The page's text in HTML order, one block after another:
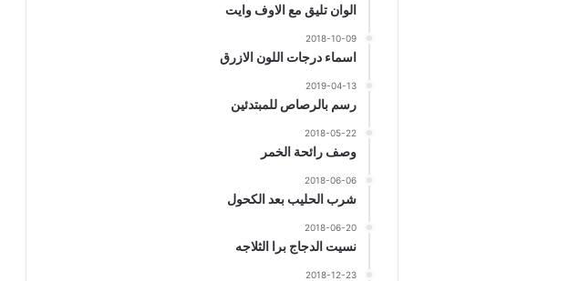
الوان تليق مع الاوف وايت
2018-10-09
اسماء درجات اللون الازرق
2019-04-13
رسم بالرصاص للمبتدئين
2018-05-22
وصف رائحة الخمر
2018-06-06
شرب الحليب بعد الكحول
2018-06-20
نسيت الدجاج برا الثلاجه
2018-12-23